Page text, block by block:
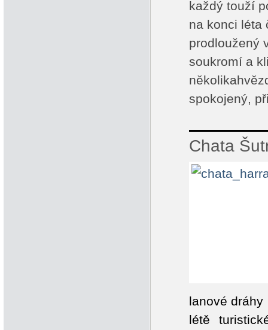
každý touží
na konci léta
prodloužený
soukromí a
spokojený,
Chata
lanové
létě